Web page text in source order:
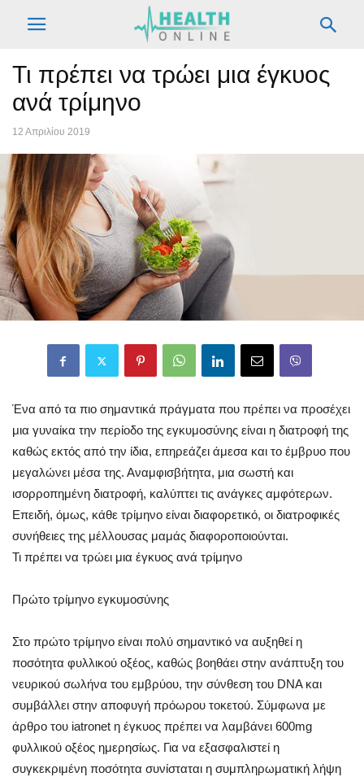
Τι πρέπει να τρώει μια έγκυος
ανά τρίμηνο
12 Απριλίου 2019
Ένα από τα πιο σημαντικά πράγματα που πρέπει να προσέχει
μια γυναίκα την περίοδο της εγκυμοσύνης είναι η διατροφή της
καθώς εκτός από την ίδια, επηρεάζει άμεσα και το έμβρυο που
μεγαλώνει μέσα της. Αναμφισβήτητα, μια σωστή και
ισορροπημένη διατροφή, καλύπτει τις ανάγκες αμφότερων.
Επειδή, όμως, κάθε τρίμηνο είναι διαφορετικό, οι διατροφικές
συνήθειες της μέλλουσας μαμάς διαφοροποιούνται.
Τι πρέπει να τρώει μια έγκυος ανά τρίμηνο
Πρώτο τρίμηνο εγκυμοσύνης
Στο πρώτο τρίμηνο είναι πολύ σημαντικό να αυξηθεί η
ποσότητα φυλλικού οξέος, καθώς βοηθάει στην ανάπτυξη του
νευρικού σωλήνα του εμβρύου, την σύνθεση του DNA και
συμβάλλει στην αποφυγή πρόωρου τοκετού. Σύμφωνα με
άρθρο του iatronet η έγκυος πρέπει να λαμβάνει 600mg
φυλλικού οξέος ημερησίως. Για να εξασφαλιστεί η
συγκεκριμένη ποσότητα συνίσταται η συμπληρωματική λήψη